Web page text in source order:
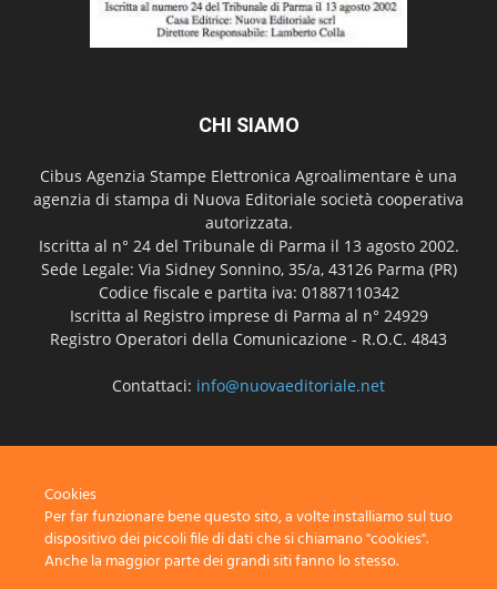
CHI SIAMO
Cibus Agenzia Stampe Elettronica Agroalimentare è una
agenzia di stampa di Nuova Editoriale società cooperativa
autorizzata.
Iscritta al n° 24 del Tribunale di Parma il 13 agosto 2002.
Sede Legale: Via Sidney Sonnino, 35/a, 43126 Parma (PR)
Codice fiscale e partita iva: 01887110342
Iscritta al Registro imprese di Parma al n° 24929
Registro Operatori della Comunicazione - R.O.C. 4843
Contattaci: info@nuovaeditoriale.net
Cookies
Per far funzionare bene questo sito, a volte installiamo sul tuo
dispositivo dei piccoli file di dati che si chiamano "cookies".
Anche la maggior parte dei grandi siti fanno lo stesso.